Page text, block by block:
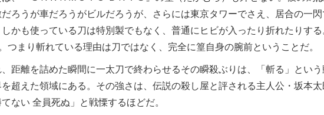
だろうが車だろうがビルだろうが、さらには東京タワーでさえ、居合の一
かも使っている刀は特別製でもなく、普通にヒビが入ったり折れたりす
つまり斬れている理由は刀ではなく、完全に篁自身の腕前ということだ。
距離を詰めた瞬間に一太刀で終わらせるその瞬殺ぶりは、「斬る」とい
超えた領域にある。その強さは、伝説の殺し屋と評される主人公・坂本太
ない 全員死ぬ」と戦慄するほどだ。